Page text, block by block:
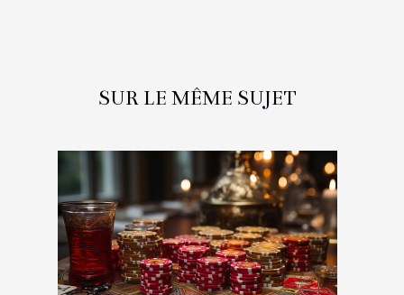
SUR LE MÊME SUJET